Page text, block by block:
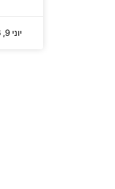
יוני 9, 2026